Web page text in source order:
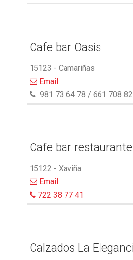
Cafe bar Oasis
15123 - Camariñas
Email
981 73 64 78 / 661 708
Cafe bar
15122 - Xaviña
Email
722 38 77 41
Calzados La